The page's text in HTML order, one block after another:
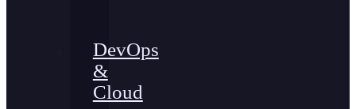
DevOps
&
Cloud